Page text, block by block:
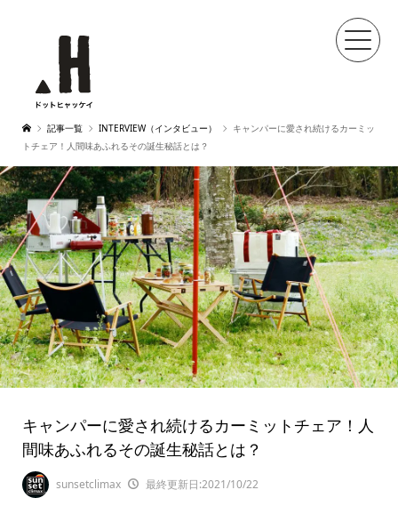
記事一覧 INTERVIEW（インタビュー）
キャンパーに愛され続けるカーミッ
トチェア！人間味あふれるその誕生秘話とは？
キャンパーに愛され続けるカーミットチェア！人
間味あふれるその誕生秘話とは？
sunsetclimax 最終更新日:2021/10/22